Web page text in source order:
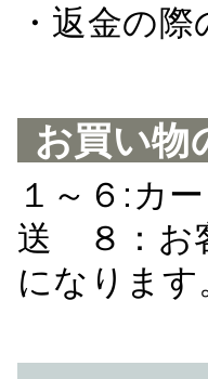
・返金の
お買い物
１～６:カ
送 ８：お
になります